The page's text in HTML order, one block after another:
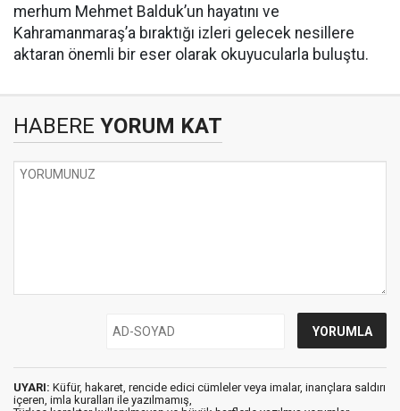
merhum Mehmet Balduk’un hayatını ve
Kahramanmaraş’a bıraktığı izleri gelecek nesillere
aktaran önemli bir eser olarak okuyucularla buluştu.
HABERE YORUM KAT
UYARI: Küfür, hakaret, rencide edici cümleler veya imalar, inançlara saldırı
içeren, imla kuralları ile yazılmamış,